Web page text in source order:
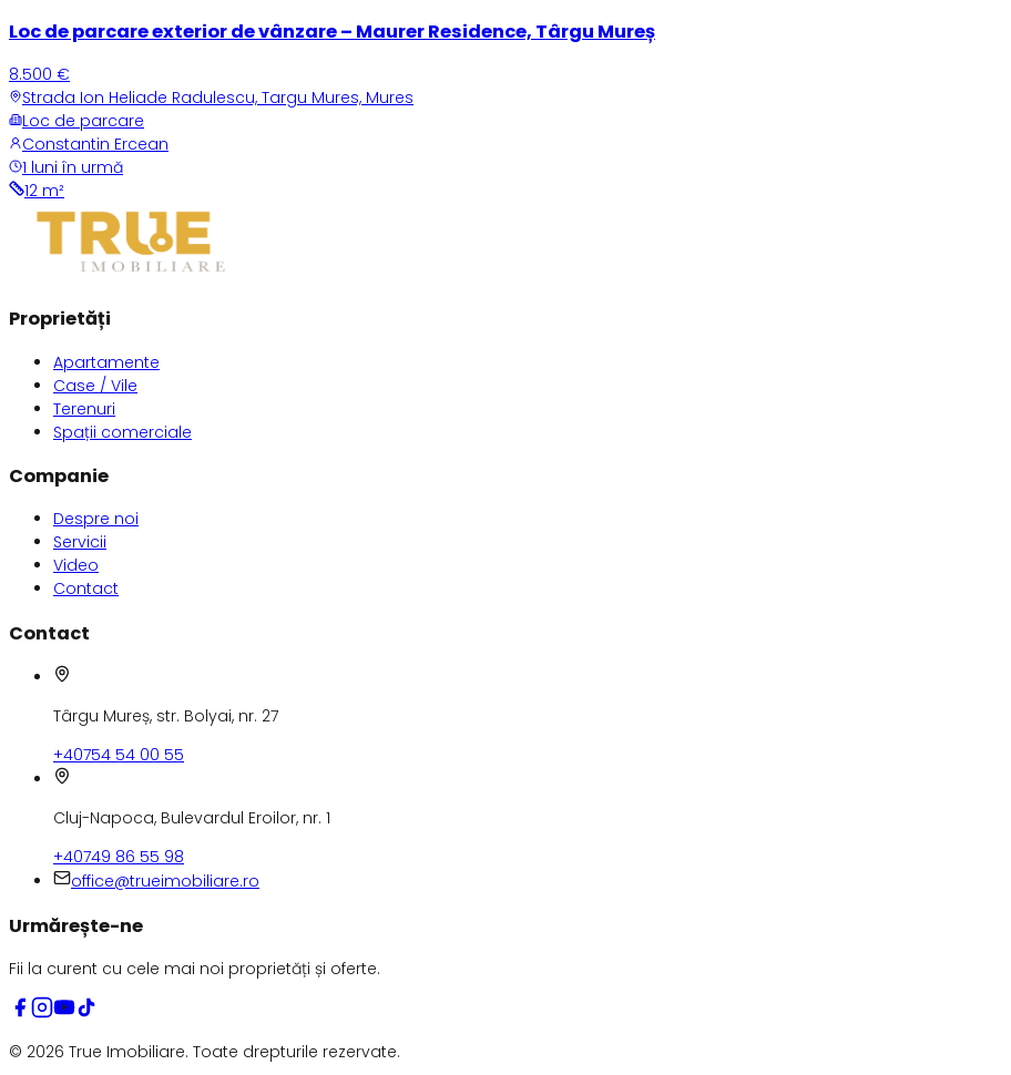
Loc de parcare exterior de vânzare – Maurer Residence, Târgu Mureș
8.500 €
Strada Ion Heliade Radulescu, Targu Mures, Mures
Loc de parcare
Constantin Ercean
1 luni în urmă
12 m²
Proprietăți
Apartamente
Case / Vile
Terenuri
Spații comerciale
Companie
Despre noi
Servicii
Video
Contact
Contact
Târgu Mureș, str. Bolyai, nr. 27
+40754 54 00 55
Cluj-Napoca, Bulevardul Eroilor, nr. 1
+40749 86 55 98
office@trueimobiliare.ro
Urmărește-ne
Fii la curent cu cele mai noi proprietăți și oferte.
© 2026 True Imobiliare. Toate drepturile rezervate.